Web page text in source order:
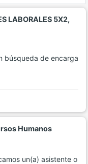
LABORALES 5X2,
búsqueda de encarga
Humanos
un(a) asistente o